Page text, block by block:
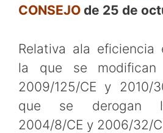
CONSEJO de 25 de
Relativa ala eficiencia
la que se modifican
2009/125/CE y 2010/
que se derogan
2004/8/CE y 2006/32/